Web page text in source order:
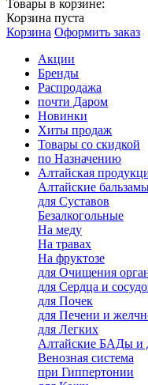
Товары в корзине:
Корзина пуста
Корзина Оформить заказ
Акции
Бренды
Распродажа
почти Даром
Новинки
Хиты продаж
Товары со скидкой
по Назначению
Алтайская
Алтайские
для Суставов
Безалкогольные
На меду
На травах
На фруктозе
для Очищения
для Сердца и
для Почек
для Печени и
для Легких
Алтайские БАДы и
Венозная система
при Гиппертонии